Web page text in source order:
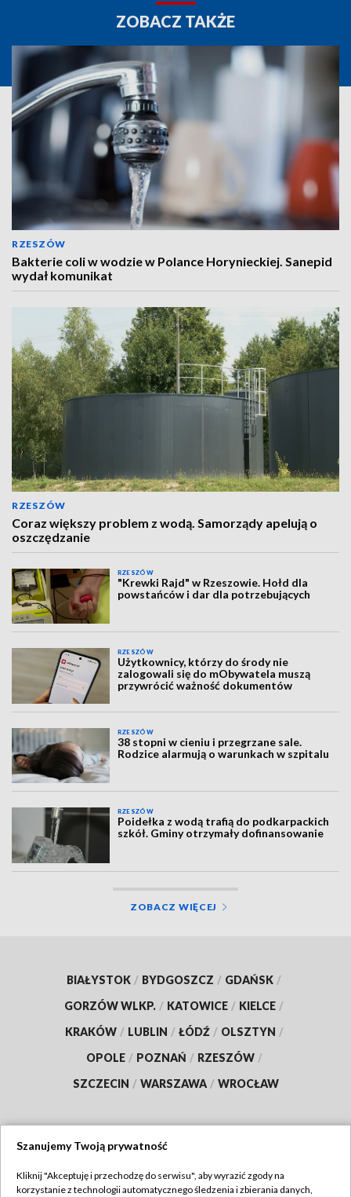
ZOBACZ TAKŻE
RZESZÓW
Bakterie coli w wodzie w Polance Horynieckiej. Sanepid
wydał komunikat
RZESZÓW
Coraz większy problem z wodą. Samorządy apelują o
oszczędzanie
RZESZÓW
"Krewki Rajd" w Rzeszowie. Hołd dla
powstańców i dar dla potrzebujących
RZESZÓW
Użytkownicy, którzy do środy nie
zalogowali się do mObywatela muszą
przywrócić ważność dokumentów
RZESZÓW
38 stopni w cieniu i przegrzane sale.
Rodzice alarmują o warunkach w szpitalu
RZESZÓW
Poidełka z wodą trafią do podkarpackich
szkół. Gminy otrzymały dofinansowanie
ZOBACZ WIĘCEJ
BIAŁYSTOK / BYDGOSZCZ / GDAŃSK /
GORZÓW WLKP. / KATOWICE / KIELCE /
KRAKÓW / LUBLIN / ŁÓDŹ / OLSZTYN /
OPOLE / POZNAŃ / RZESZÓW /
SZCZECIN / WARSZAWA / WROCŁAW
TVP
Szanujemy Twoją prywatność
Kliknij "Akceptuję i przechodzę do serwisu", aby wyrazić zgody na
korzystanie z technologii automatycznego śledzenia i zbierania danych,